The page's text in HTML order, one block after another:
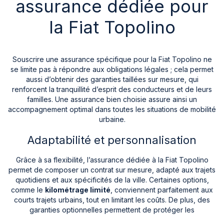
assurance dédiée pour
la Fiat Topolino
Souscrire une assurance spécifique pour la Fiat Topolino ne
se limite pas à répondre aux obligations légales ; cela permet
aussi d’obtenir des garanties taillées sur mesure, qui
renforcent la tranquillité d’esprit des conducteurs et de leurs
familles. Une assurance bien choisie assure ainsi un
accompagnement optimal dans toutes les situations de mobilité
urbaine.
Adaptabilité et personnalisation
Grâce à sa flexibilité, l’assurance dédiée à la Fiat Topolino
permet de composer un contrat sur mesure, adapté aux trajets
quotidiens et aux spécificités de la ville. Certaines options,
comme le kilométrage limité , conviennent parfaitement aux
courts trajets urbains, tout en limitant les coûts. De plus, des
garanties optionnelles permettent de protéger les